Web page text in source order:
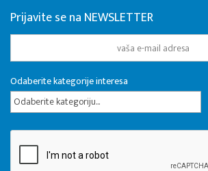
Prijavite se na NEWSLETTER
Odaberite kategorije interesa
Odaberite kategoriju...